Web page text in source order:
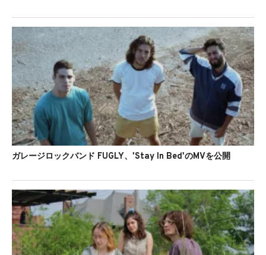
ガレージロックバンド FUGLY、'Stay In Bed'のMVを公開